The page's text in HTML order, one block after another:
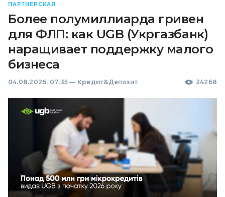
ПАРТНЕРСКАЯ
Более полумиллиарда гривен
для ФЛП: как UGB (Укргазбанк)
наращивает поддержку малого
бизнеса
04.08.2026, 07:35 — Кредит&Депозит 34268